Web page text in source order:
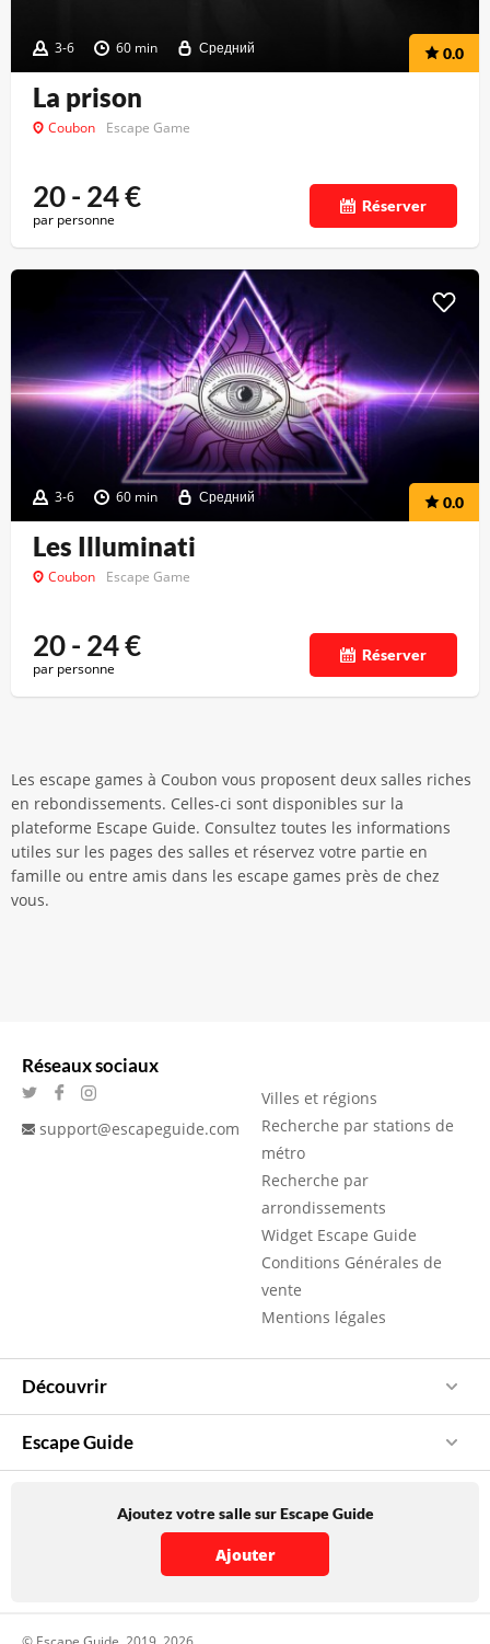
3-6 60 min Средний 0.0
La prison
Coubon Escape Game
20 - 24€
par personne
Réserver
3-6 60 min Средний 0.0
Les Illuminati
Coubon Escape Game
20 - 24€
par personne
Réserver
Les escape games à Coubon vous proposent deux salles riches
en rebondissements. Celles-ci sont disponibles sur la
plateforme Escape Guide. Consultez toutes les informations
utiles sur les pages des salles et réservez votre partie en
famille ou entre amis dans les escape games près de chez
vous.
Réseaux sociaux
support@escapeguide.com
Villes et régions
Recherche par stations de
métro
Recherche par
arrondissements
Widget Escape Guide
Conditions Générales de
vente
Mentions légales
Découvrir
Escape Guide
Ajoutez votre salle sur Escape Guide
Ajouter